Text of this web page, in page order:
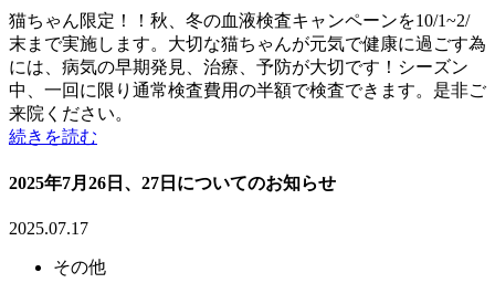
猫ちゃん限定！！秋、冬の血液検査キャンペーンを10/1~2/
末まで実施します。大切な猫ちゃんが元気で健康に過ごす為
には、病気の早期発見、治療、予防が大切です！シーズン
中、一回に限り通常検査費用の半額で検査できます。是非ご
来院ください。
続きを読む
2025年7月26日、27日についてのお知らせ
2025.07.17
その他